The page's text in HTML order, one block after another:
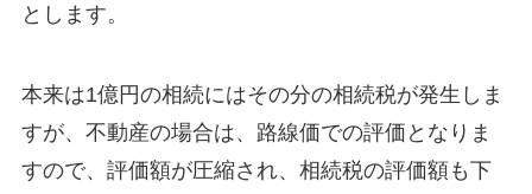
とします。
本来は1億円の相続にはその分の相続税が発生しま
すが、不動産の場合は、路線価での評価となりま
すので、評価額が圧縮され、相続税の評価額も下